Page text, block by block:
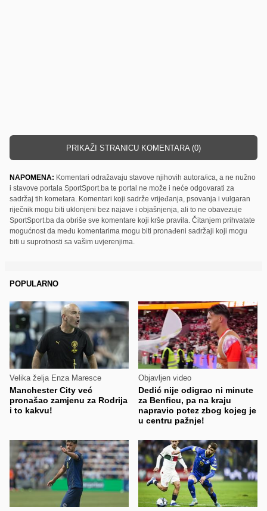
PRIKAŽI STRANICU KOMENTARA (0)
NAPOMENA: Komentari odražavaju stavove njihovih autora/ica, a ne nužno
i stavove portala SportSport.ba te portal ne može i neće odgovarati za
sadržaj tih kometara. Komentari koji sadrže vrijeđanja, psovanja i vulgaran
riječnik mogu biti uklonjeni bez najave i objašnjenja, ali to ne obavezuje
SportSport.ba da obriše sve komentare koji krše pravila. Čitanjem prihvatate
mogućnost da među komentarima mogu biti pronađeni sadržaji koji mogu
biti u suprotnosti sa vašim uvjerenjima.
POPULARNO
Velika želja Enza Maresce
Manchester City već
pronašao zamjenu za Rodrija
i to kakvu!
Objavljen video
Dedić nije odigrao ni minute
za Benficu, pa na kraju
napravio potez zbog kojeg je
u centru pažnje!